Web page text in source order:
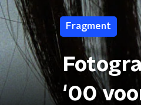
Fragment
'00